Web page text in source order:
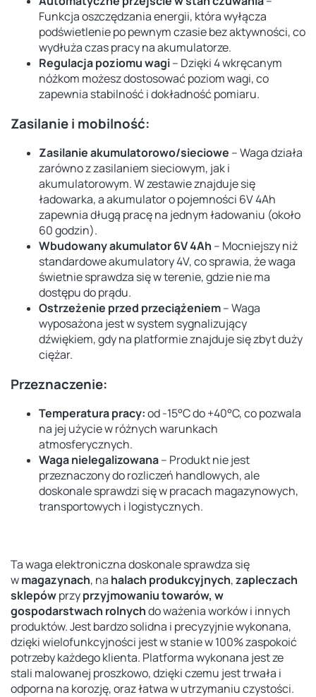
Funkcja oszczędzania energii, która wyłącza
podświetlenie po pewnym czasie bez aktywności, co
wydłuża czas pracy na akumulatorze.
Regulacja poziomu wagi– Dzięki 4 wkręcanym
nóżkom możesz dostosować poziom wagi, co
zapewnia stabilność i dokładność pomiaru.
Zasilanie i mobilność:
Zasilanie akumulatorowo/sieciowe – Waga działa
zarówno z zasilaniem sieciowym, jak i
akumulatorowym. W zestawie znajduje się
ładowarka, a akumulator o pojemności 6V 4Ah
zapewnia długą pracę na jednym ładowaniu (około
60 godzin).
Wbudowany akumulator 6V 4Ah – Mocniejszy niż
standardowe akumulatory 4V, co sprawia, że waga
świetnie sprawdza się w terenie, gdzie nie ma
dostępu do prądu.
Ostrzeżenie przed przeciążeniem– Waga
wyposażona jest w system sygnalizujący
dźwiękiem, gdy na platformie znajduje się zbyt duży
ciężar.
Przeznaczenie:
Temperatura pracy:od -15°C do +40°C, co pozwala
na jej użycie w różnych warunkach
atmosferycznych.
Waga nielegalizowana– Produkt nie jest
przeznaczony do rozliczeń handlowych, ale
doskonale sprawdzi się w pracach magazynowych,
transportowych i logistycznych.
Ta waga elektroniczna doskonale sprawdza się
wmagazynach, na halach produkcyjnych,zapleczach
sklepówprzyprzyjmowaniu towarów, w
gospodarstwach rolnychdo ważenia worków i innych
produktów. Jest bardzo solidna i precyzyjnie wykonana,
dzięki wielofunkcyjności jest w stanie w 100% zaspokoić
potrzeby każdego klienta. Platforma wykonana jest ze
stali malowanej proszkowo, dzięki czemu jest trwała i
odporna na korozję, oraz łatwa w utrzymaniu czystości.